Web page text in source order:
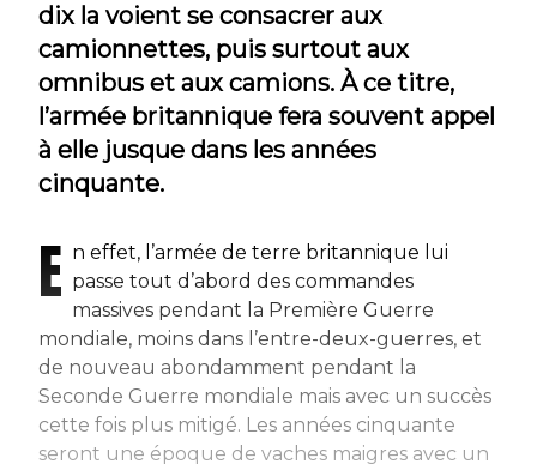
dix la voient se consacrer aux
camionnettes, puis surtout aux
omnibus et aux camions. À ce titre,
l’armée britannique fera souvent appel
à elle jusque dans les années
cinquante.
E n effet, l’armée de terre britannique lui
passe tout d’abord des commandes
massives pendant la Première Guerre
mondiale, moins dans l’entre-deux-guerres, et
de nouveau abondamment pendant la
Seconde Guerre mondiale mais avec un succès
cette fois plus mitigé. Les années cinquante
seront une époque de vaches maigres avec un